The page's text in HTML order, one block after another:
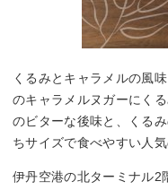
くるみとキャラメルの風
のキャラメルヌガーにく
のビターな後味と、くる
ちサイズで食べやすい人気
伊丹空港の北ターミナル2